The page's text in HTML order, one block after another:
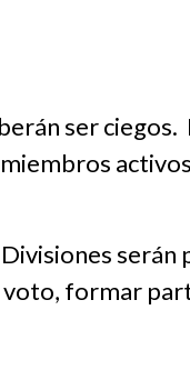
ser
serán
formar